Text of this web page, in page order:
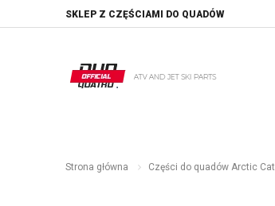
SKLEP Z CZĘŚCIAMI DO QUADÓW
Strona główna Części do quadów Arctic Cat